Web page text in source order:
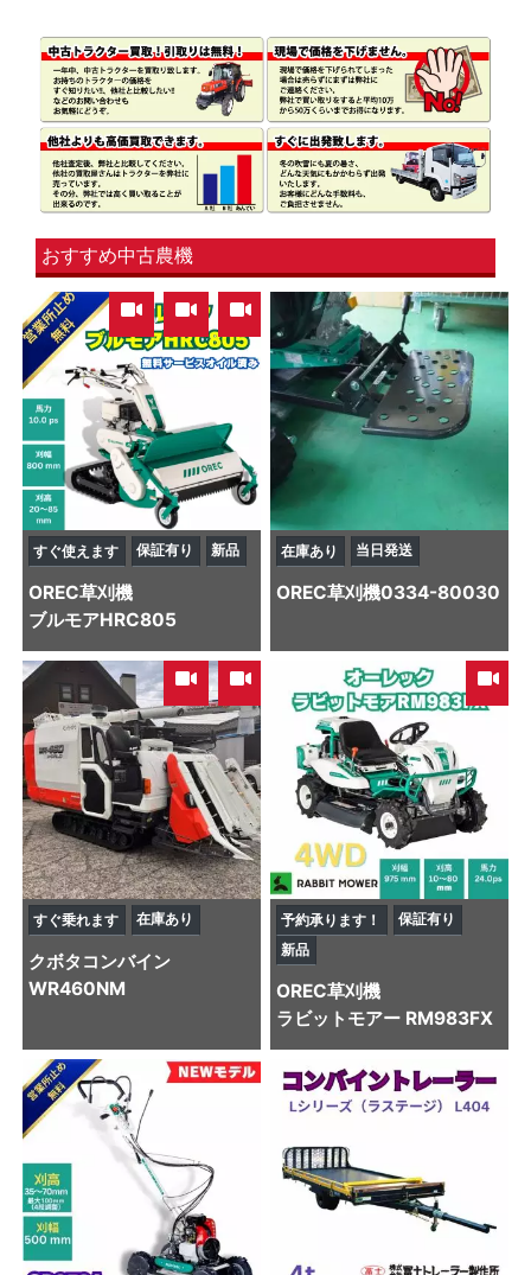
おすすめ中古農機
, ,
すぐ使えます 保証有り 新品
OREC草刈機
ブルモアHRC805
在庫あり 当日発送
OREC草刈機0334-80030
,
すぐ乗れます 在庫あり
クボタ コンバイン
WR460NM
予約承ります！
保証有り
新品
OREC草刈機
ラビットモアー RM983FX